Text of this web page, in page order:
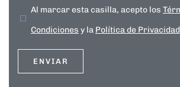
Al marcar esta casilla, acepto los
Condiciones y la Política de Privacidad